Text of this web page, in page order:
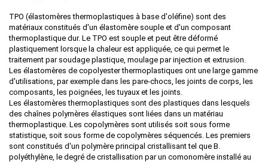
TPO (élastomères thermoplastiques à base d'oléfine) sont des
matériaux constitués d'un élastomère souple et d'un composant
thermoplastique dur. Le TPO est souple et peut être déformé
plastiquement lorsque la chaleur est appliquée, ce qui permet le
traitement par soudage plastique, moulage par injection et extrusion.
Les élastomères de copolyester thermoplastiques ont une large gamme
d'utilisations, par exemple dans les pare-chocs, les joints de corps, les
composants, les poignées, les tuyaux et les joints.
Les élastomères thermoplastiques sont des plastiques dans lesquels
des chaînes polymères élastiques sont liées dans un matériau
thermoplastique. Les copolymères sont utilisés soit sous forme
statistique, soit sous forme de copolymères séquencés. Les premiers
sont constitués d'un polymère principal cristallisant tel que B.
polyéthylène, le degré de cristallisation par un comonomère installé au